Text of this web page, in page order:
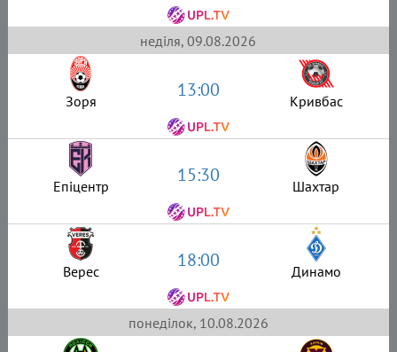
неділя, 09.08.2026
Зоря 13:00 Кривбас
Епіцентр 15:30 Шахтар
Верес 18:00 Динамо
понеділок, 10.08.2026